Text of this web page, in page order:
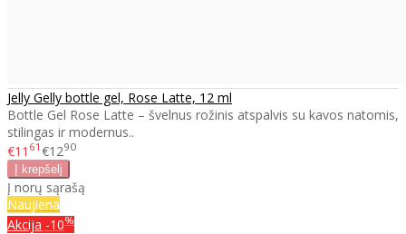
Jelly Gelly bottle gel, Rose Latte, 12 ml
Bottle Gel Rose Latte – švelnus rožinis atspalvis su kavos natomis,
stilingas ir modernus..
€11 61 €1290
Į norų sąrašą
Naujiena
Akcija -10%